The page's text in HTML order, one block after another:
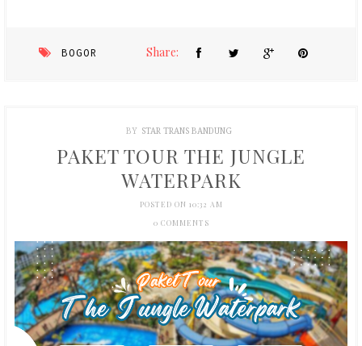
BOGOR Share:
BY STAR TRANS BANDUNG
PAKET TOUR THE JUNGLE
WATERPARK
POSTED ON 10:32 AM
0 COMMENTS